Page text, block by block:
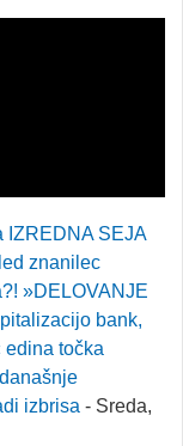
IZREDNA SEJA
znanilec
»DELOVANJE
bank,
točka
izbrisa - Sreda,